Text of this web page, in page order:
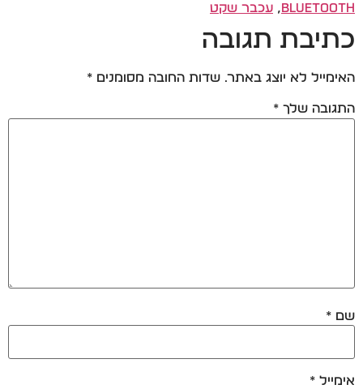
Bluetooth
, עכבר שקט
כתיבת תגובה
האימייל לא יוצג באתר. שדות החובה מסומנים *
התגובה שלך *
שם *
אימייל *